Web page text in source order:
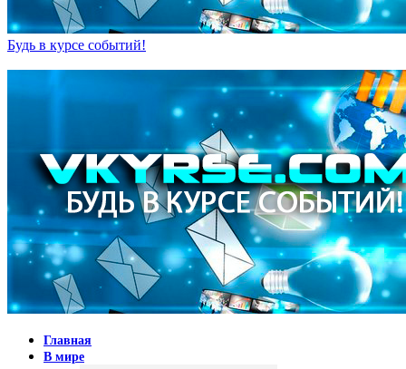
Будь в курсе событий!
Главная
В мире